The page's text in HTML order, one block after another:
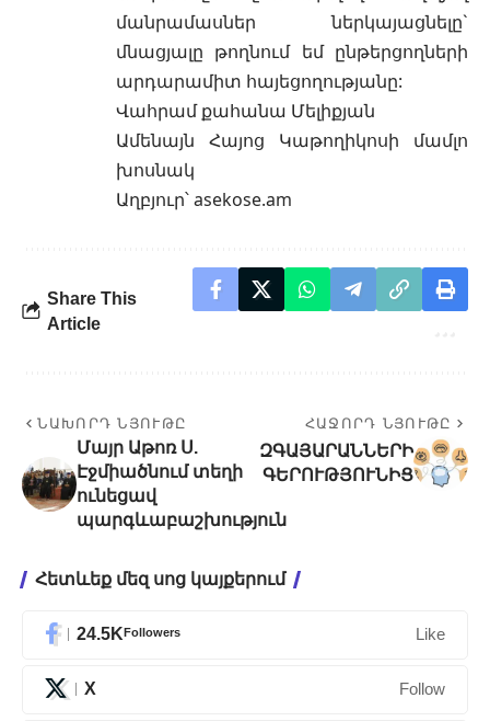
մանրամասներ ներկայացնելը`
մնացյալը թողնում եմ ընթերցողների
արդարամիտ հայեցողությանը:
Վահրամ քահանա Մելիքյան
Ամենայն Հայոց Կաթողիկոսի մամլո
խոսնակ
Աղբյուր՝asekose.am
Share This
Article
ՆԱԽՈՐԴ ՆՅՈՒԹԸ
Մայր Աթոռ Ս.
Էջմիածնում տեղի
ունեցավ
պարգևաբաշխություն
ՀԱՋՈՐԴ ՆՅՈՒԹԸ
ԶԳԱՅԱՐԱՆՆԵՐԻ
ԳԵՐՈՒԹՅՈՒՆԻՑ
Հետևեք մեզ սոց կայքերում
24.5KFollowers Like
X Follow